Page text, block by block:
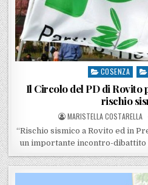
Posted in
COSENZA
Il Circolo del PD di Rovito
rischio
POSTED BY
MARISTELLA COSTARELLA
“Rischio sismico a Rovito ed in
un importante incontro-dibattito